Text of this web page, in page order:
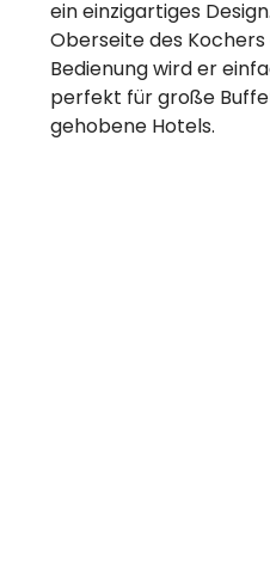
ein einzigartiges
Oberseite des
Bedienung wird er
perfekt für große
gehobene Hotels.